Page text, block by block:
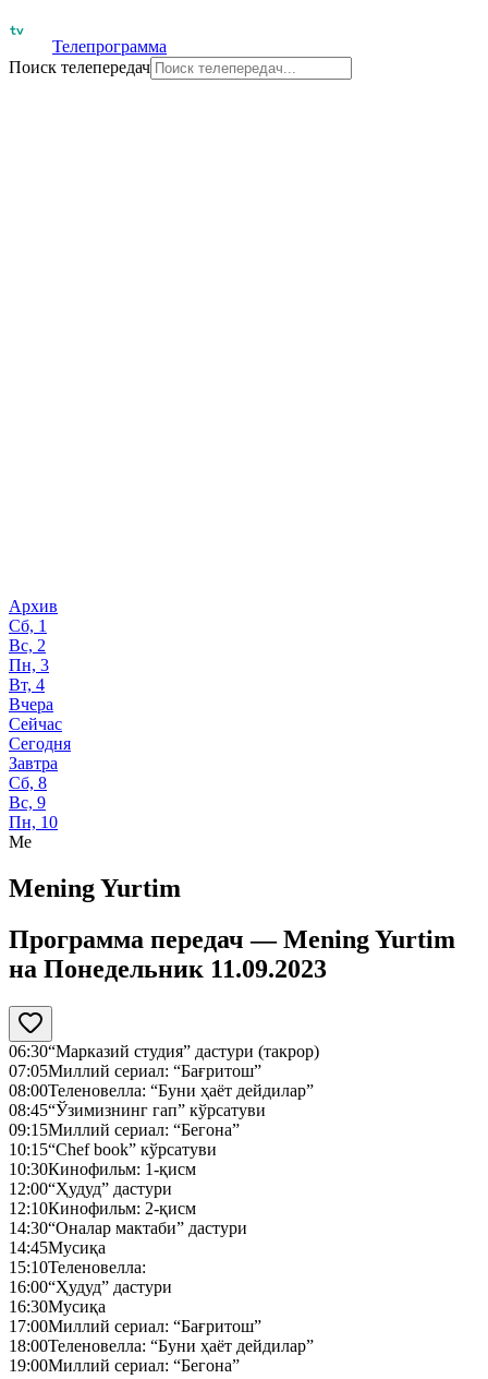
Телепрограмма
Поиск телепередач
Архив
Сб, 1
Вс, 2
Пн, 3
Вт, 4
Вчера
Сейчас
Сегодня
Завтра
Сб, 8
Вс, 9
Пн, 10
Me
Mening Yurtim
Программа передач —Mening Yurtim
на Понедельник 11.09.2023
06:30“Марказий студия” дастури (такрор)
07:05Миллий сериал: “Бағритош”
08:00Теленовелла: “Буни ҳаёт дейдилар”
08:45“Ўзимизнинг гап” кўрсатуви
09:15Миллий сериал: “Бегона”
10:15“Chef book” кўрсатуви
10:30Кинофильм: 1-қисм
12:00“Ҳудуд” дастури
12:10Кинофильм: 2-қисм
14:30“Оналар мактаби” дастури
14:45Мусиқа
15:10Теленовелла:
16:00“Ҳудуд” дастури
16:30Мусиқа
17:00Миллий сериал: “Бағритош”
18:00Теленовелла: “Буни ҳаёт дейдилар”
19:00Миллий сериал: “Бегона”